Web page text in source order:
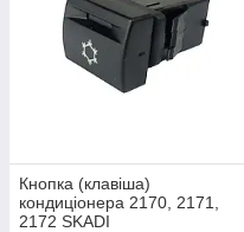
Кнопка (клавіша)
кондиціонера 2170, 2171,
2172 SKADI